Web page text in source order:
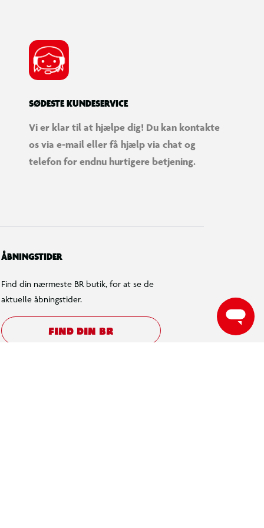
SØDESTE KUNDESERVICE
Vi er klar til at hjælpe dig! Du kan kontakte
os via e-mail eller få hjælp via chat og
telefon for endnu hurtigere betjening.
ÅBNINGSTIDER
Find din nærmeste BR butik, for at se de
aktuelle åbningstider.
FIND DIN BR